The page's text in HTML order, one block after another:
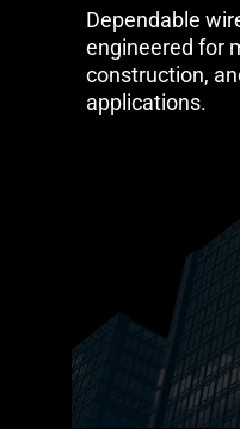
Dependable
engineered for
construction,
applications.